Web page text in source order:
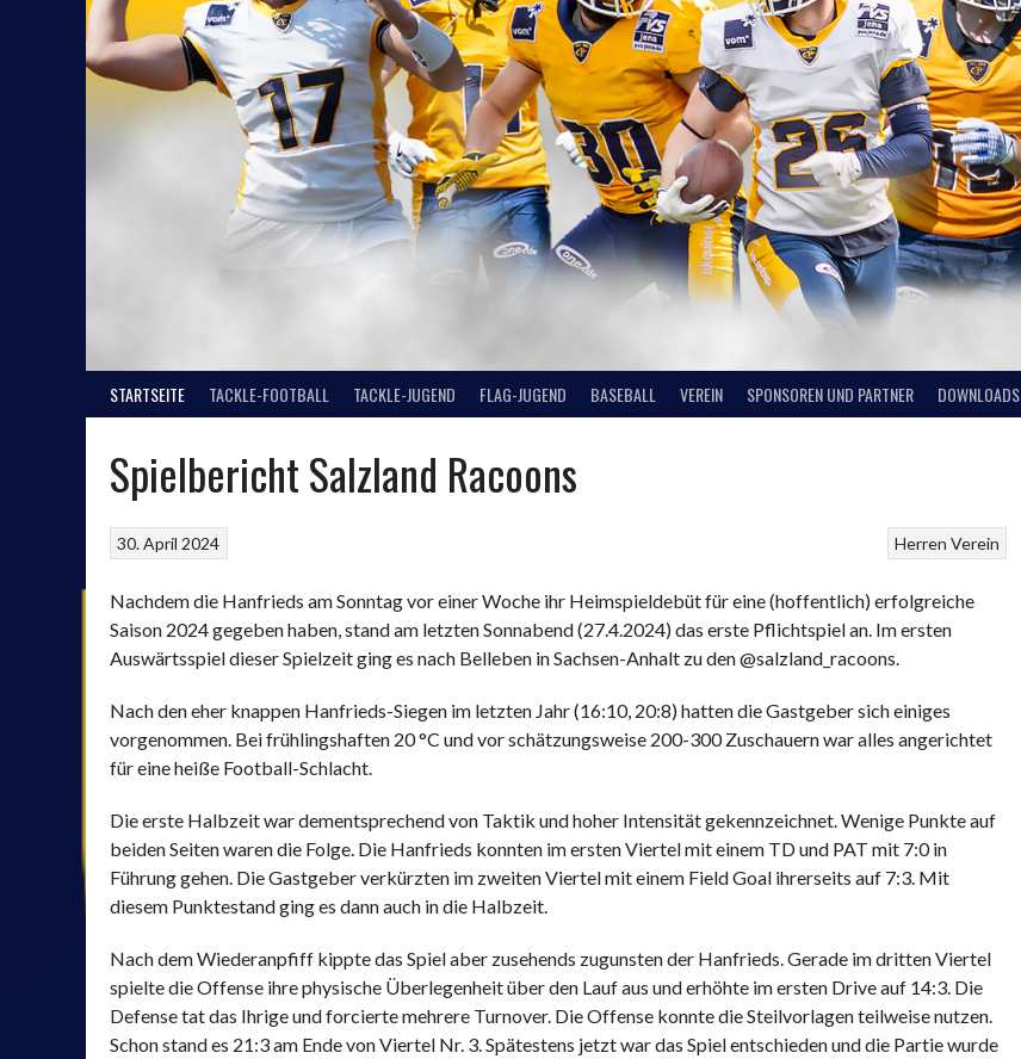
STARTSEITE TACKLE-FOOTBALL TACKLE-JUGEND FLAG-JUGEND BASEBALL VEREIN SPONSOREN UND PARTNER DOWNLOADS
Spielbericht Salzland Racoons
Herren Verein
30. April 2024
Nachdem die Hanfrieds am Sonntag vor einer Woche ihr Heimspieldebüt für eine (hoffentlich) erfolgreiche
Saison 2024 gegeben haben, stand am letzten Sonnabend (27.4.2024) das erste Pflichtspiel an. Im ersten
Auswärtsspiel dieser Spielzeit ging es nach Belleben in Sachsen-Anhalt zu den @salzland_racoons.
Nach den eher knappen Hanfrieds-Siegen im letzten Jahr (16:10, 20:8) hatten die Gastgeber sich einiges
vorgenommen. Bei frühlingshaften 20 °C und vorschätzungsweise 200-300 Zuschauern war alles angerichtet
für eine heiße Football-Schlacht.
Die erste Halbzeit war dementsprechend von Taktik und hoher Intensität gekennzeichnet. Wenige Punkte auf
beiden Seiten waren die Folge. Die Hanfrieds konnten im ersten Viertel mit einem TD und PAT mit 7:0 in
Führung gehen. Die Gastgeber verkürzten im zweiten Viertel mit einem Field Goal ihrerseits auf 7:3. Mit
diesem Punktestand ging es dann auch in die Halbzeit.
Nach dem Wiederanpfiff kippte das Spiel aber zusehends zugunsten der Hanfrieds. Gerade im dritten Viertel
spielte die Offense ihre physische Überlegenheit über den Lauf aus und erhöhte im ersten Drive auf 14:3. Die
Defense tat das Ihrige und forcierte mehrere Turnover. Die Offense konnte die Steilvorlagen teilweise nutzen.
Schon stand es 21:3 am Ende von Viertel Nr. 3. Spätestens jetzt war das Spiel entschieden und die Partie wurde